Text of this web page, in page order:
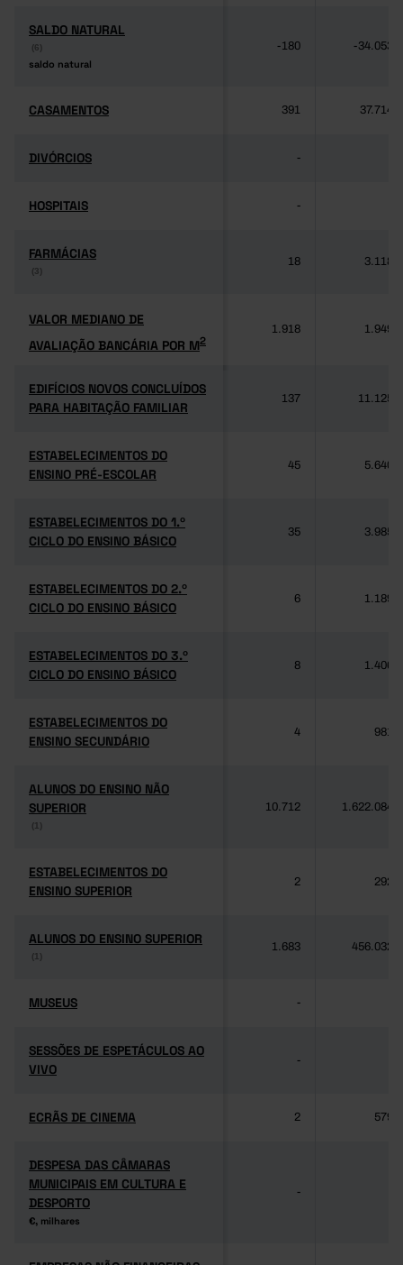
SALDO NATURAL
(6)
saldo natural
SALDO NATURAL
(6)
saldo natural
-180 -34.053
CASAMENTOS
CASAMENTOS 391 37.714
DIVÓRCIOS
DIVÓRCIOS -
HOSPITAIS
HOSPITAIS -
FARMÁCIAS
(3)
FARMÁCIAS
(3)
18 3.118
VALOR MEDIANO DE
AVALIAÇÃO BANCÁRIA POR M2
VALOR MEDIANO DE
AVALIAÇÃO BANCÁRIA POR M2
1.918 1.949
EDIFÍCIOS NOVOS CONCLUÍDOS
PARA HABITAÇÃO FAMILIAR
EDIFÍCIOS NOVOS CONCLUÍDOS
PARA HABITAÇÃO FAMILIAR
137 11.125
ESTABELECIMENTOS DO
ENSINO PRÉ-ESCOLAR
ESTABELECIMENTOS DO
ENSINO PRÉ-ESCOLAR
45 5.640
ESTABELECIMENTOS DO 1.º
CICLO DO ENSINO BÁSICO
ESTABELECIMENTOS DO 1.º
CICLO DO ENSINO BÁSICO
35 3.985
ESTABELECIMENTOS DO 2.º
CICLO DO ENSINO BÁSICO
ESTABELECIMENTOS DO 2.º
CICLO DO ENSINO BÁSICO
6 1.189
ESTABELECIMENTOS DO 3.º
CICLO DO ENSINO BÁSICO
ESTABELECIMENTOS DO 3.º
CICLO DO ENSINO BÁSICO
8 1.406
ESTABELECIMENTOS DO
ENSINO SECUNDÁRIO
ESTABELECIMENTOS DO
ENSINO SECUNDÁRIO
4 981
ALUNOS DO ENSINO NÃO
SUPERIOR
(1)
ALUNOS DO ENSINO NÃO
SUPERIOR
(1)
10.712 1.622.084
ESTABELECIMENTOS DO
ENSINO SUPERIOR
ESTABELECIMENTOS DO
ENSINO SUPERIOR
2 292
ALUNOS DO ENSINO SUPERIOR
(1)
ALUNOS DO ENSINO SUPERIOR
(1)
1.683 456.032
MUSEUS
MUSEUS -
SESSÕES DE ESPETÁCULOS AO
VIVO
SESSÕES DE ESPETÁCULOS AO
VIVO
-
ECRÃS DE CINEMA
ECRÃS DE CINEMA 2 579
DESPESA DAS CÂMARAS
MUNICIPAIS EM CULTURA E
DESPORTO
€, milhares
DESPESA DAS CÂMARAS
MUNICIPAIS EM CULTURA E
DESPORTO
€, milhares
-